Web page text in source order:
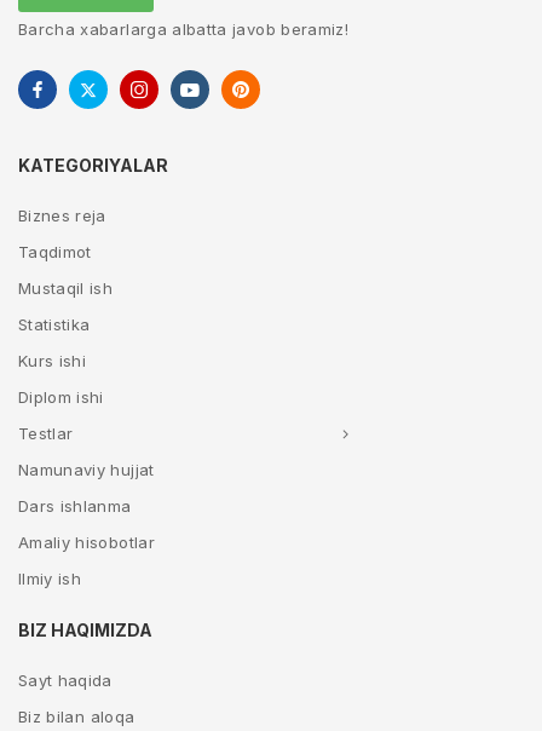
Barcha xabarlarga albatta javob beramiz!
KATEGORIYALAR
Biznes reja
Taqdimot
Mustaqil ish
Statistika
Kurs ishi
Diplom ishi
Testlar
Namunaviy hujjat
Dars ishlanma
Amaliy hisobotlar
Ilmiy ish
BIZ HAQIMIZDA
Sayt haqida
Biz bilan aloqa